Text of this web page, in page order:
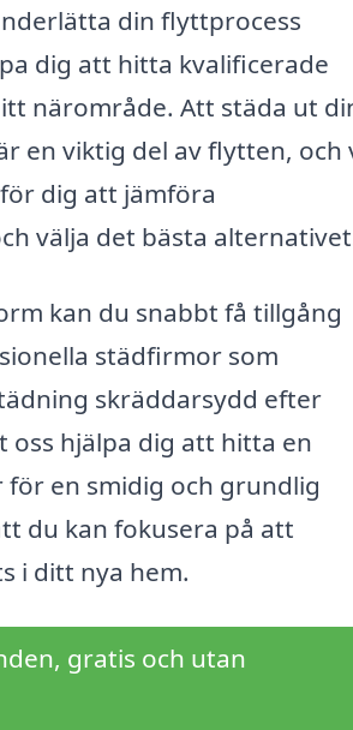
din flyttprocess
dig att hitta kvalificerade
närområde. Att städa ut
en viktig del av flytten, och
dig att jämföra
välja det bästa
kan du snabbt få tillgång
städfirmor som
skräddarsydd efter
oss hjälpa dig att hitta en
en smidig och grundlig
du kan fokusera på att
i ditt nya hem.
gratis och utan